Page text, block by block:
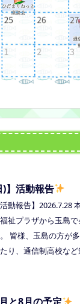
)】活動報告
活動報告】2026.7.28
祉プラザから玉島
皆様、玉島の方が
り、通信制高校な
ただく予定にしてい